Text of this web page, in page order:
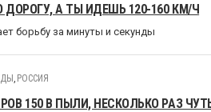
А ТЫ ИДЕШЬ 120-160 КМ/Ч
борьбу за минуты и секунды
РОССИЯ
150 В ПЫЛИ, НЕСКОЛЬКО РАЗ